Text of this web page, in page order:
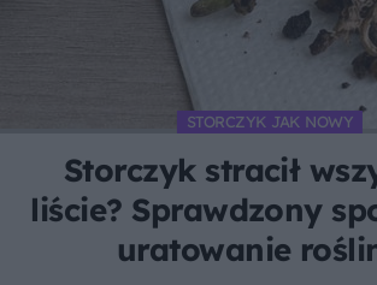
STORCZYK JAK NOWY
Storczyk stracił
liście? Sprawdzony
uratowanie